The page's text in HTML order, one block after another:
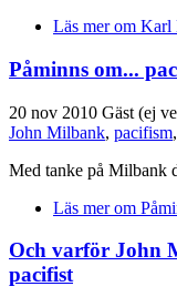
Läs merom Karl
Påminns om...
20 nov 2010 Gäst (ej
John Milbank, pacifism,
Med tanke på Milbank
Läs merom
Och varför John
pacifist